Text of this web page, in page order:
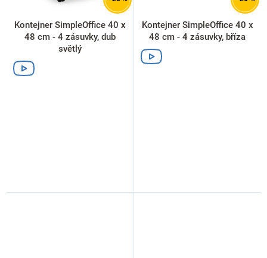
Kontejner SimpleOffice 40 x
48 cm - 4 zásuvky, dub
světlý
Kontejner SimpleOffice 40 x
48 cm - 4 zásuvky, bříza